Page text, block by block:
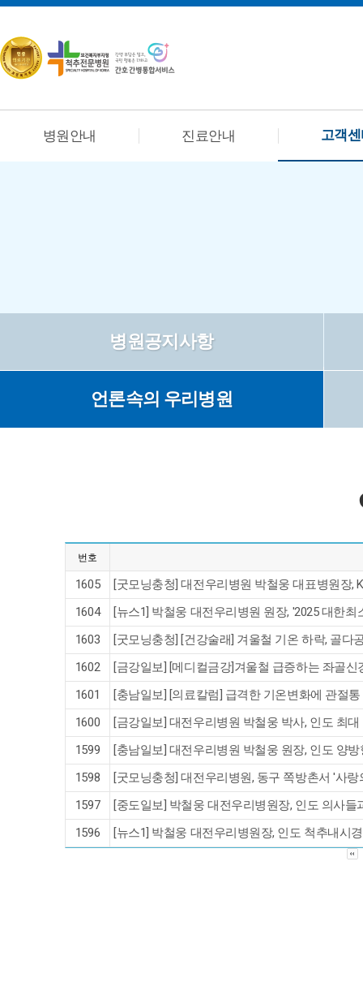
병원안내 진료안내 고객
병원공지사항
언론속의 우리병원
번호
1605
[굿모닝충청] 대전우리병원 박철웅 대표병원장,
1604
[뉴스1] 박철웅 대전우리병원 원장, '2025 대한
1603
[굿모닝충청] [건강술래] 겨울철 기온 하락, 골다
1602
[금강일보] [메디컬금강]겨울철 급증하는 좌골
1601
[충남일보] [의료칼럼] 급격한 기온변화에 관절
1600
[금강일보] 대전우리병원 박철웅 박사, 인도 최
1599
[충남일보] 대전우리병원 박철웅 원장, 인도 양
1598
[굿모닝충청] 대전우리병원, 동구 쪽방촌서 '사
1597
[중도일보] 박철웅 대전우리병원장, 인도 의사
1596
[뉴스1] 박철웅 대전우리병원장, 인도 척추내시